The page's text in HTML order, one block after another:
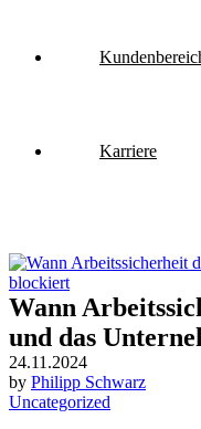
Karriere
Wann
und das
24.11.2024
by Philipp Schwarz
Uncategorized